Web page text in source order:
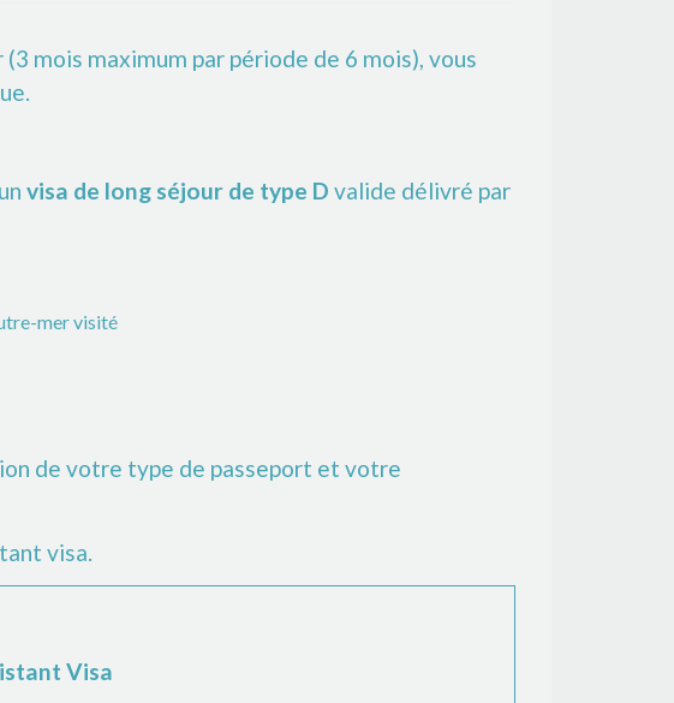
mois maximum par période de 6 mois), vous
visa de long séjour de type D valide délivré par
mer visité
de votre type de passeport et votre
visa.
Visa